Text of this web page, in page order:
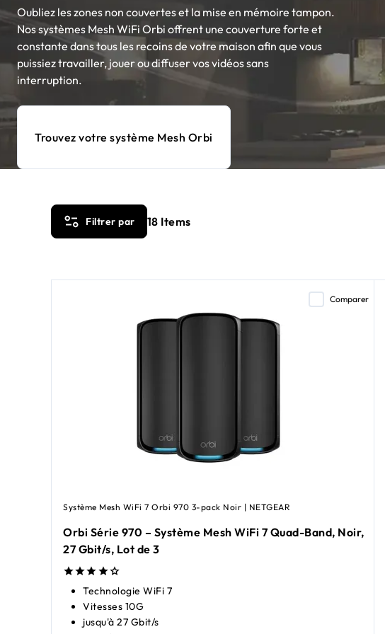
Oubliez les zones non couvertes et la mise en mémoire tampon.
Nos systèmes Mesh WiFi Orbi offrent une couverture forte et
constante dans tous les recoins de votre maison afin que vous
puissiez travailler, jouer ou diffuser vos vidéos sans
interruption.
Trouvez votre système Mesh Orbi
Filtrer par 18 Items
Comparer
Système Mesh WiFi 7 Orbi 970 3-pack Noir | NETGEAR
Orbi Série 970 – Système Mesh WiFi 7 Quad-Band, Noir,
27 Gbit/s, Lot de 3
Technologie WiFi 7
Vitesses 10G
jusqu'à 27 Gbit/s